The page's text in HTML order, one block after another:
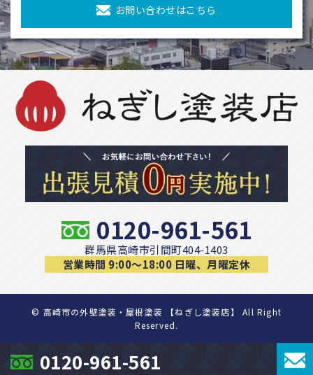
お問い合わせはこちら
0120-961-561
0120-961-561
群馬県高崎市引間町404-1403
営業時間 9:00〜18:00 日曜、月曜定休
© 高崎市の外壁塗装・屋根塗装 【ねぎし塗装店】 All Right
Reserved.